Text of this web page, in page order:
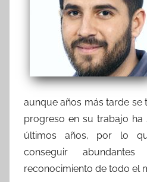
aunque años más tarde se
progreso en su trabajo ha
últimos años, por lo
conseguir
reconocimiento de todo el